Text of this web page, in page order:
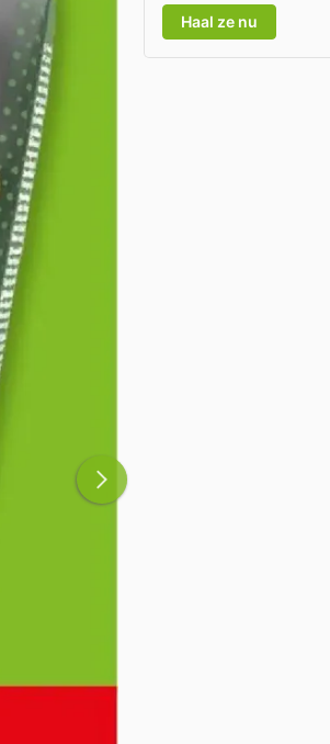
Haal ze nu